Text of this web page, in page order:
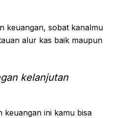
keuangan, sobat kanalmu
alur kas baik maupun
kelanjutan
keuangan ini kamu bisa